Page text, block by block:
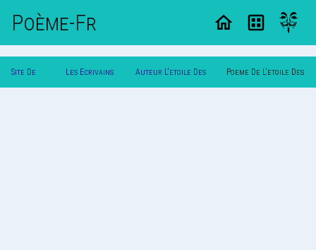
Poème-Fr
Site De Les Ecrivains Auteur L'etoile Des Poeme De L'etoile Des